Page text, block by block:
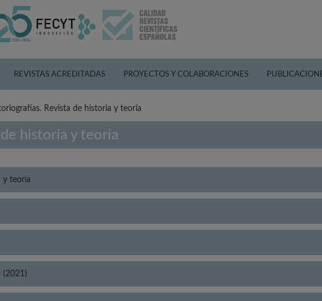
REVISTAS ACREDITADAS PROYECTOS Y COLABORACIONES
Revista de historia y teoría
historia y teoría
y teoría
(2021)